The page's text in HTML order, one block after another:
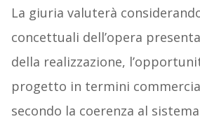
La giuria valuterà
concettuali dell’opera
della realizzazione,
progetto in termini
secondo la coerenza al